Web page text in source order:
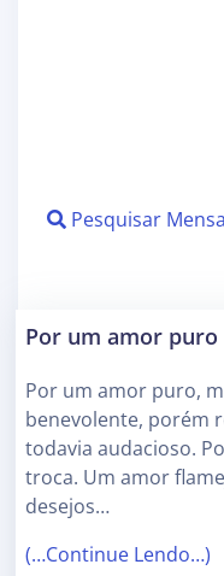
Pesquisar
Por um amor puro
Por um amor puro,
benevolente, porém
todavia audacioso.
troca. Um amor
desejos…
(…Continue Lendo…)